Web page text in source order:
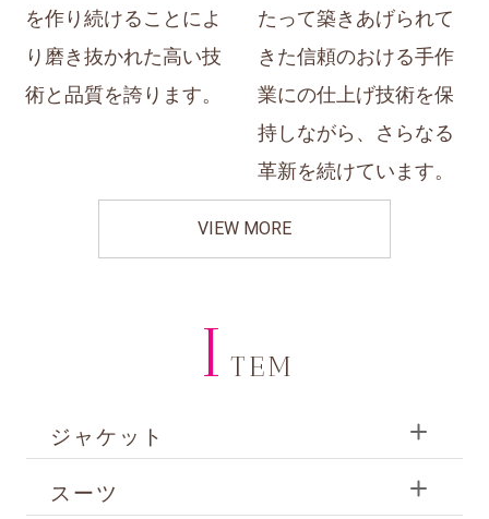
を作り続けることによ
り磨き抜かれた高い技
術と品質を誇ります。
たって築きあげられて
きた信頼のおける手作
業にの仕上げ技術を保
持しながら、さらなる
革新を続けています。
VIEW MORE
I TEM
ジャケット
スーツ